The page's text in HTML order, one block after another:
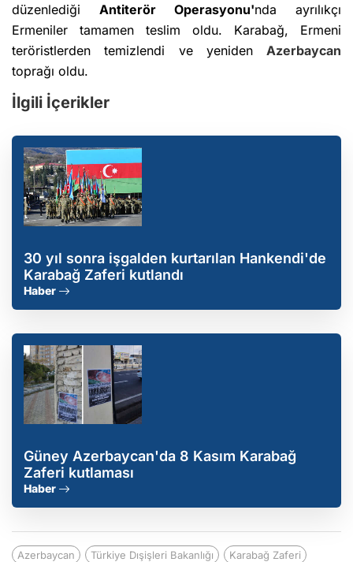
düzenlediği Antiterör Operasyonu'nda ayrılıkçı
Ermeniler tamamen teslim oldu. Karabağ, Ermeni
teröristlerden temizlendi ve yeniden Azerbaycan
toprağı oldu.
İlgili İçerikler
30 yıl sonra işgalden kurtarılan Hankendi'de
Karabağ Zaferi kutlandı
Haber
Güney Azerbaycan'da 8 Kasım Karabağ
Zaferi kutlaması
Haber
Azerbaycan Türkiye Dışişleri Bakanlığı Karabağ Zaferi